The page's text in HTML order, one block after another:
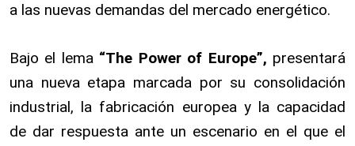
a las nuevas demandas del mercado energético.
Bajo el lema “The Power of Europe”, presentará
una nueva etapa marcada por su consolidación
industrial, la fabricación europea y la capacidad
de dar respuesta ante un escenario en el que el